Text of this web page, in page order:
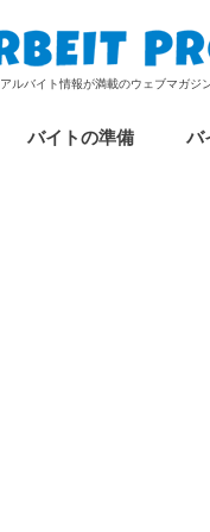
アルバイト情報が満載のウェブマガジ
バイトの準備 バ